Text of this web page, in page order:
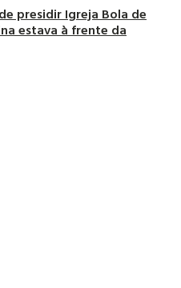
presidir Igreja Bola de
estava à frente da